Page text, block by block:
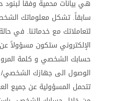
هي بيانات محمية وفقاً
سابقاً. تشكل معلوماتك
لتعاملاتك مع خدماتنا. في
الإلكتروني ستكون مسؤولاً
حسابك الشخصي و كلمة
الوصول الى جهازك الشخصي/
تتحمل المسؤولية عن جميع